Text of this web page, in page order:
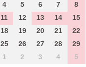
4 5 6 7
8
11 12 13 14
15
18 19 20 21
22
25 26 27 28
29
1 2 3 4 5